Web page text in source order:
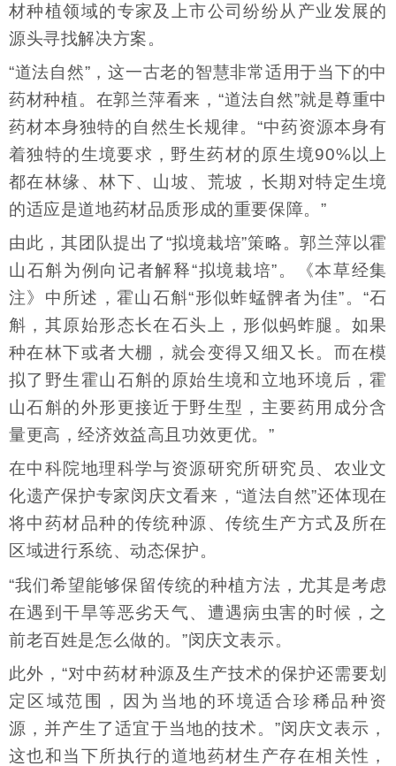
材种植领域的专家及上市公司纷纷从产业发展的
源头寻找解决方案。
“道法自然”，这一古老的智慧非常适用于当下的中
药材种植。在郭兰萍看来，“道法自然”就是尊重中
药材本身独特的自然生长规律。“中药资源本身有
着独特的生境要求，野生药材的原生境90%以上
都在林缘、林下、山坡、荒坡，长期对特定生境
的适应是道地药材品质形成的重要保障。”
由此，其团队提出了“拟境栽培”策略。郭兰萍以霍
山石斛为例向记者解释“拟境栽培”。《本草经集
注》中所述，霍山石斛“形似蚱蜢髀者为佳”。“石
斛，其原始形态长在石头上，形似蚂蚱腿。如果
种在林下或者大棚，就会变得又细又长。而在模
拟了野生霍山石斛的原始生境和立地环境后，霍
山石斛的外形更接近于野生型，主要药用成分含
量更高，经济效益高且功效更优。”
在中科院地理科学与资源研究所研究员、农业文
化遗产保护专家闵庆文看来，“道法自然”还体现在
将中药材品种的传统种源、传统生产方式及所在
区域进行系统、动态保护。
“我们希望能够保留传统的种植方法，尤其是考虑
在遇到干旱等恶劣天气、遭遇病虫害的时候，之
前老百姓是怎么做的。”闵庆文表示。
此外，“对中药材种源及生产技术的保护还需要划
定区域范围，因为当地的环境适合珍稀品种资
源，并产生了适宜于当地的技术。”闵庆文表示，
这也和当下所执行的道地药材生产存在相关性，